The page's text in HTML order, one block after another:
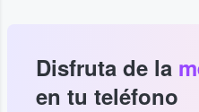
Disfruta de la
en tu teléfono